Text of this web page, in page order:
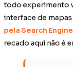
todo experimento
interface de
pela Search
recado aqui não é